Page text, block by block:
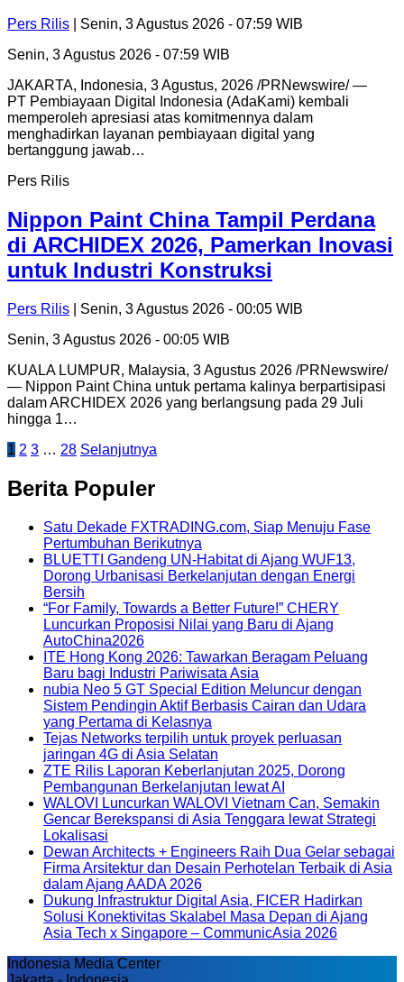
Pers Rilis | Senin, 3 Agustus 2026 - 07:59 WIB
Senin, 3 Agustus 2026 - 07:59 WIB
JAKARTA, Indonesia, 3 Agustus, 2026 /PRNewswire/ —
PT Pembiayaan Digital Indonesia (AdaKami) kembali
memperoleh apresiasi atas komitmennya dalam
menghadirkan layanan pembiayaan digital yang
bertanggung jawab…
Pers Rilis
Nippon Paint China Tampil Perdana
di ARCHIDEX 2026, Pamerkan Inovasi
untuk Industri Konstruksi
Pers Rilis | Senin, 3 Agustus 2026 - 00:05 WIB
Senin, 3 Agustus 2026 - 00:05 WIB
KUALA LUMPUR, Malaysia, 3 Agustus 2026 /PRNewswire/
— Nippon Paint China untuk pertama kalinya berpartisipasi
dalam ARCHIDEX 2026 yang berlangsung pada 29 Juli
hingga 1…
Paginasi
pos
1 2 3 … 28 Selanjutnya
Berita Populer
Satu Dekade FXTRADING.com, Siap Menuju Fase
Pertumbuhan Berikutnya
BLUETTI Gandeng UN-Habitat di Ajang WUF13,
Dorong Urbanisasi Berkelanjutan dengan Energi
Bersih
“For Family, Towards a Better Future!” CHERY
Luncurkan Proposisi Nilai yang Baru di Ajang
AutoChina2026
ITE Hong Kong 2026: Tawarkan Beragam Peluang
Baru bagi Industri Pariwisata Asia
nubia Neo 5 GT Special Edition Meluncur dengan
Sistem Pendingin Aktif Berbasis Cairan dan Udara
yang Pertama di Kelasnya
Tejas Networks terpilih untuk proyek perluasan
jaringan 4G di Asia Selatan
ZTE Rilis Laporan Keberlanjutan 2025, Dorong
Pembangunan Berkelanjutan lewat AI
WALOVI Luncurkan WALOVI Vietnam Can, Semakin
Gencar Berekspansi di Asia Tenggara lewat Strategi
Lokalisasi
Dewan Architects + Engineers Raih Dua Gelar sebagai
Firma Arsitektur dan Desain Perhotelan Terbaik di Asia
dalam Ajang AADA 2026
Dukung Infrastruktur Digital Asia, FICER Hadirkan
Solusi Konektivitas Skalabel Masa Depan di Ajang
Asia Tech x Singapore – CommunicAsia 2026
Indonesia Media Center